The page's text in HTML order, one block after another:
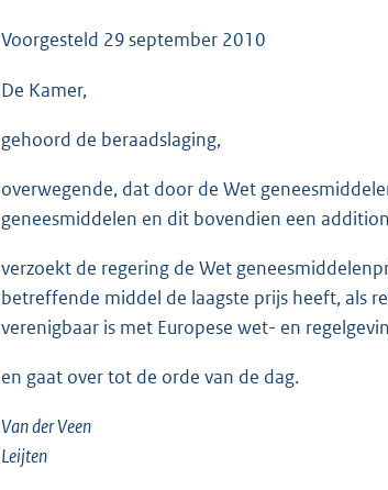
3
8
b
Voorgesteld 29 september 2010
De Kamer,
gehoord de beraadslaging,
overwegende, dat door de Wet
geneesmiddelen en dit bovendien een
verzoekt de regering de Wet
betreffende middel de laagste prijs heeft, als
verenigbaar is met Europese wet- en
en gaat over tot de orde van de dag.
Van der Veen
Leijten